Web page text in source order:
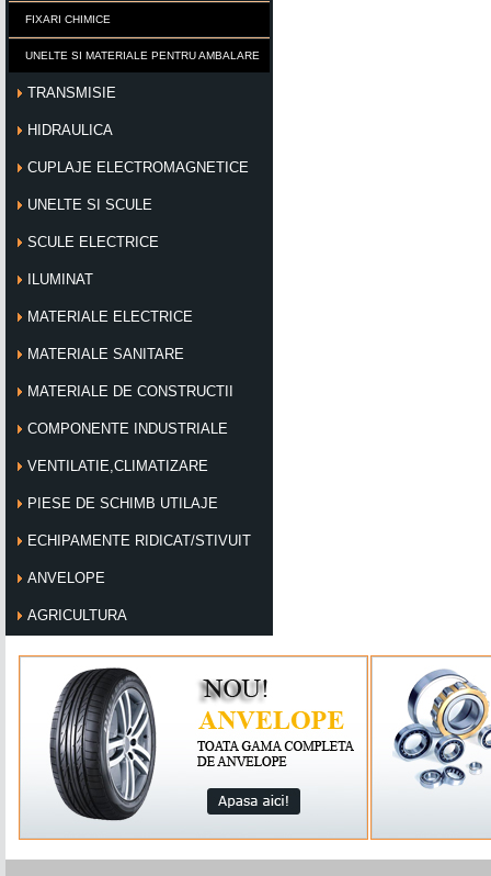
FIXARI CHIMICE
UNELTE SI MATERIALE PENTRU AMBALARE
TRANSMISIE
HIDRAULICA
CUPLAJE ELECTROMAGNETICE
UNELTE SI SCULE
SCULE ELECTRICE
ILUMINAT
MATERIALE ELECTRICE
MATERIALE SANITARE
MATERIALE DE CONSTRUCTII
COMPONENTE INDUSTRIALE
VENTILATIE,CLIMATIZARE
PIESE DE SCHIMB UTILAJE
ECHIPAMENTE RIDICAT/STIVUIT
ANVELOPE
AGRICULTURA